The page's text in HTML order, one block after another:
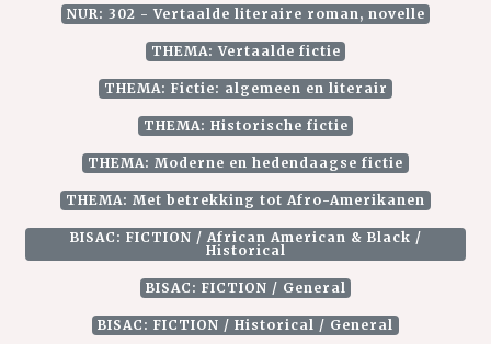
NUR: 302 - Vertaalde literaire roman, novelle
THEMA: Vertaalde fictie
THEMA: Fictie: algemeen en literair
THEMA: Historische fictie
THEMA: Moderne en hedendaagse fictie
THEMA: Met betrekking tot Afro-Amerikanen
BISAC: FICTION / African American & Black /
Historical
BISAC: FICTION / General
BISAC: FICTION / Historical / General